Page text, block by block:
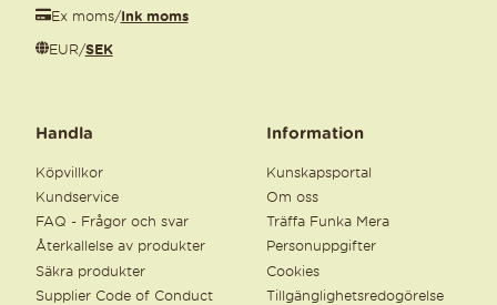
Ex moms/Ink moms
EUR/SEK
Handla
Köpvillkor
Kundservice
FAQ - Frågor och svar
Återkallelse av produkter
Säkra produkter
Supplier Code of Conduct
Information
Kunskapsportal
Om oss
Träffa Funka Mera
Personuppgifter
Cookies
Tillgänglighetsredogörelse